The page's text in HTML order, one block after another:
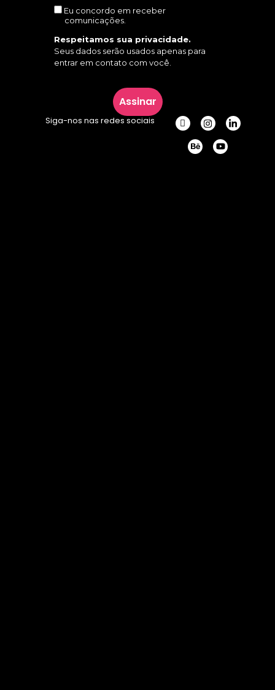
Eu concordo em receber
comunicações.
Respeitamos sua privacidade.
Seus dados serão usados apenas para
entrar em contato com você.
Assinar
Siga-nos nas redes sociais